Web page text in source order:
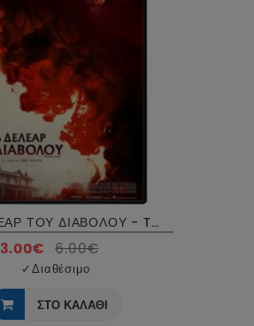
ΤΟ ΔΕΛΕΑΡ ΤΟΥ ΔΙΑΒΟΛΟΥ - THE DEVILS CANDY DVD USED
3.00€ 6.00€
✓Διαθέσιμο
ΣΤΟ ΚΑΛΑΘΙ